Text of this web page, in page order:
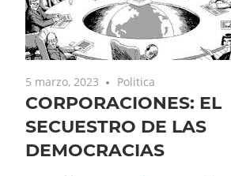
5 marzo, 2023 Politica
CORPORACIONES: EL
SECUESTRO DE LAS
DEMOCRACIAS